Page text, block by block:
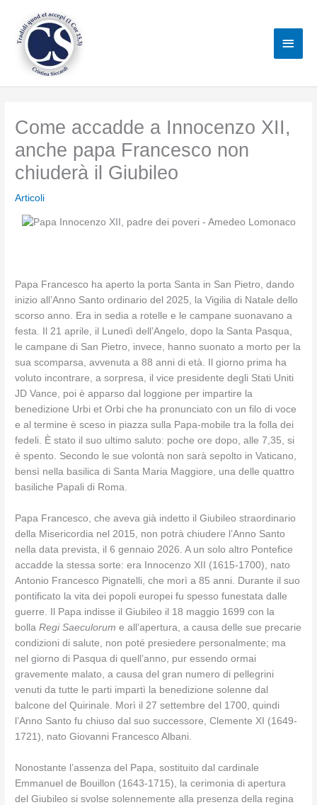
contenuto
Come accadde a Innocenzo XII,
anche papa Francesco non
chiuderà il Giubileo
Articoli
Papa Francesco ha aperto la porta Santa in San Pietro, dando
inizio all’Anno Santo ordinario del 2025, la Vigilia di Natale dello
scorso anno. Era in sedia a rotelle e le campane suonavano a
festa. Il 21 aprile, il Lunedì dell’Angelo, dopo la Santa Pasqua,
le campane di San Pietro, invece, hanno suonato a morto per la
sua scomparsa, avvenuta a 88 anni di età. Il giorno prima ha
voluto incontrare, a sorpresa, il vice presidente degli Stati Uniti
JD Vance, poi è apparso dal loggione per impartire la
benedizione Urbi et Orbi che ha pronunciato con un filo di voce
e al termine è sceso in piazza sulla Papa-mobile tra la folla dei
fedeli. È stato il suo ultimo saluto: poche ore dopo, alle 7,35, si
è spento. Secondo le sue volontà non sarà sepolto in Vaticano,
bensì nella basilica di Santa Maria Maggiore, una delle quattro
basiliche Papali di Roma.
Papa Francesco, che aveva già indetto il Giubileo straordinario
della Misericordia nel 2015, non potrà chiudere l’Anno Santo
nella data prevista, il 6 gennaio 2026. A un solo altro Pontefice
accadde la stessa sorte: era Innocenzo XII (1615-1700), nato
Antonio Francesco Pignatelli, che morì a 85 anni. Durante il suo
pontificato la vita dei popoli europei fu spesso funestata dalle
guerre. Il Papa indisse il Giubileo il 18 maggio 1699 con la
bollaRegi Saeculorum e all’apertura, a causa delle sue precarie
condizioni di salute, non poté presiedere personalmente; ma
nel giorno di Pasqua di quell’anno, pur essendo ormai
gravemente malato, a causa del gran numero di pellegrini
venuti da tutte le parti impartì la benedizione solenne dal
balcone del Quirinale. Morì il 27 settembre del 1700, quindi
l’Anno Santo fu chiuso dal suo successore, Clemente XI (1649-
1721), nato Giovanni Francesco Albani.
Nonostante l’assenza del Papa, sostituito dal cardinale
Emmanuel de Bouillon (1643-1715), la cerimonia di apertura
del Giubileo si svolse solennemente alla presenza della regina